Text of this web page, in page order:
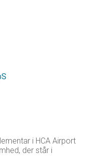
i HCA Airport
der står i